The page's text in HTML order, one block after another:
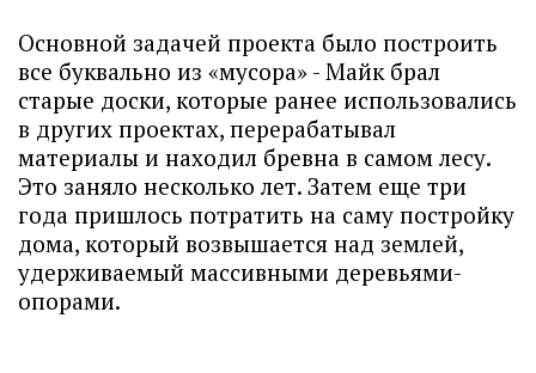
Основной задачей проекта было построить
все буквально из «мусора» - Майк брал
старые доски, которые ранее использовались
в других проектах, перерабатывал
материалы и находил бревна в самом лесу.
Это заняло несколько лет. Затем еще три
года пришлось потратить на саму постройку
дома, который возвышается над землей,
удерживаемый массивными деревьями-
опорами.